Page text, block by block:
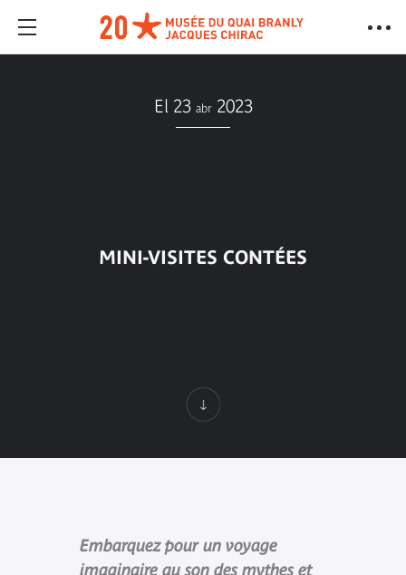
El 23 abr 2023
MINI-VISITES CONTÉES
Embarquez pour un voyage
imaginaire au son des mythes et